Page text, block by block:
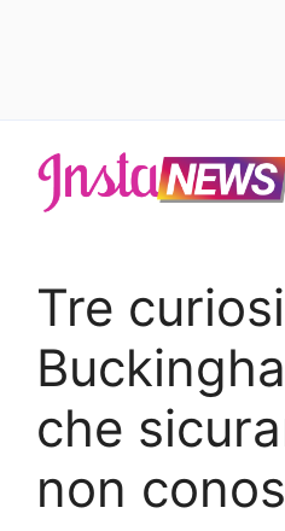
contenuto
Tre
che
non